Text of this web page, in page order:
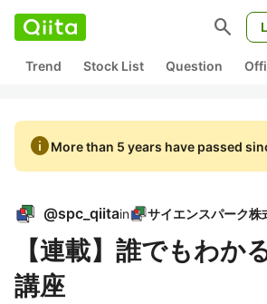
search
Trend Stock List Question
infoMore than 5 years have passed
@spc_qiitain
【連載】誰でもわか
講座